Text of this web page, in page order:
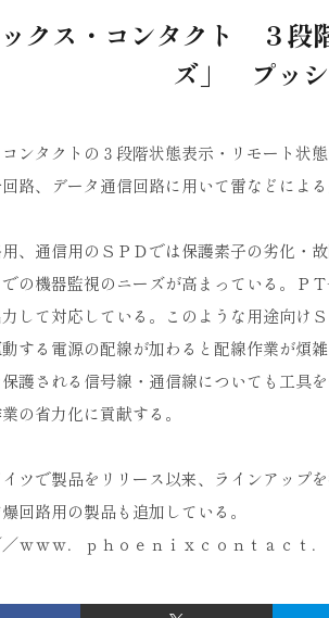
クス・コンタクト ３段
ズ」 プッシ
ンタクトの３段階状態表示・リモート状
路、データ通信回路に用いて雷などによ
、通信用のＳＰＤでは保護素子の劣化・
の機器監視のニーズが高まっている。
して対応している。このような用途向け
する電源の配線が加わると配線作業が煩
護される信号線・通信線についても工具
の省力化に貢献する。
ツで製品をリリース以来、ラインアップ
回路用の製品も追加している。
／ｗｗｗ．ｐｈｏｅｎｉｘｃｏｎｔａｃｔ．